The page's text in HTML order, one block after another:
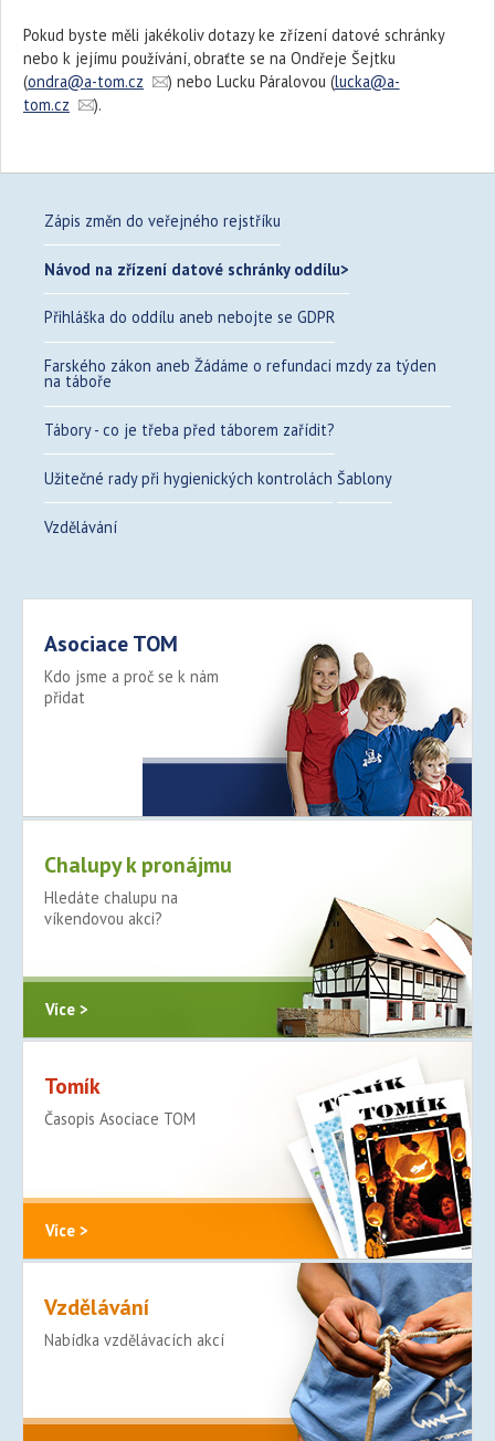
Pokud byste měli jakékoliv dotazy ke zřízení datové schránky
nebo k jejímu používání, obraťte se na Ondřeje Šejtku
(ondra@a-tom.cz ) nebo Lucku Páralovou (lucka@a-
tom.cz
).
Zápis změn do veřejného rejstříku
Návod na zřízení datové schránky oddílu
Přihláška do oddílu aneb nebojte se GDPR
Farského zákon aneb Žádáme o refundaci mzdy za týden
na táboře
Tábory - co je třeba před táborem zařídit?
Užitečné rady při hygienických kontrolách Šablony
Vzdělávání
Asociace TOM
Kdo jsme a proč se k nám
přidat
Chalupy k pronájmu
Hledáte chalupu na
víkendovou akci?
Více >
Tomík
Časopis Asociace TOM
Více >
Vzdělávání
Nabídka vzdělávacích akcí